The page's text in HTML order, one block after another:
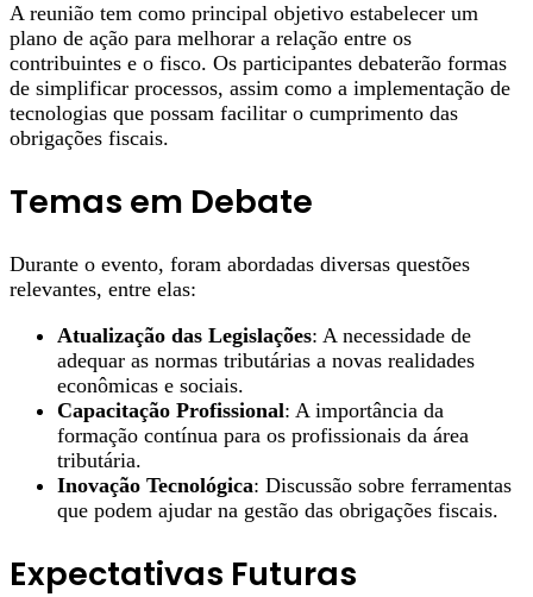
A reunião tem como principal objetivo estabelecer um
plano de ação para melhorar a relação entre os
contribuintes e o fisco. Os participantes debaterão formas
de simplificar processos, assim como a implementação de
tecnologias que possam facilitar o cumprimento das
obrigações fiscais.
Temas em Debate
Durante o evento, foram abordadas diversas questões
relevantes, entre elas:
Atualização das Legislações: A necessidade de
adequar as normas tributárias a novas realidades
econômicas e sociais.
Capacitação Profissional: A importância da
formação contínua para os profissionais da área
tributária.
Inovação Tecnológica: Discussão sobre ferramentas
que podem ajudar na gestão das obrigações fiscais.
Expectativas Futuras